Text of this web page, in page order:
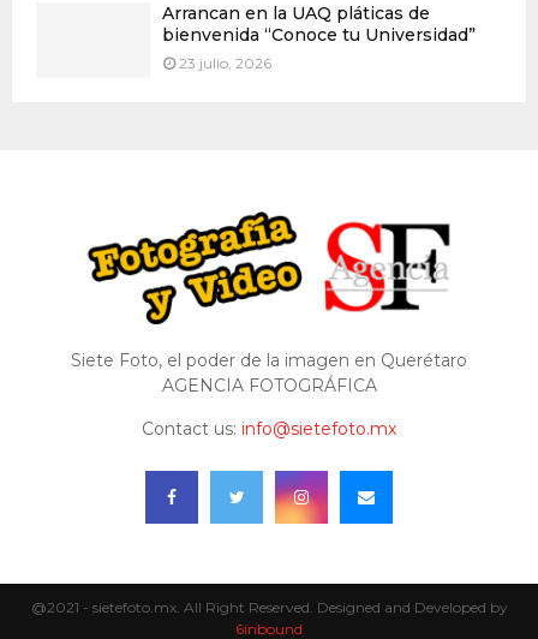
Arrancan en la UAQ pláticas de
bienvenida “Conoce tu Universidad”
23 julio, 2026
Siete Foto, el poder de la imagen en Querétaro
AGENCIA FOTOGRÁFICA
Contact us: info@sietefoto.mx
@2021 - sietefoto.mx. All Right Reserved. Designed and Developed by
6inbound